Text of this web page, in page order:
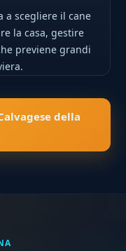
a scegliere il cane
la casa, gestire
previene grandi
della